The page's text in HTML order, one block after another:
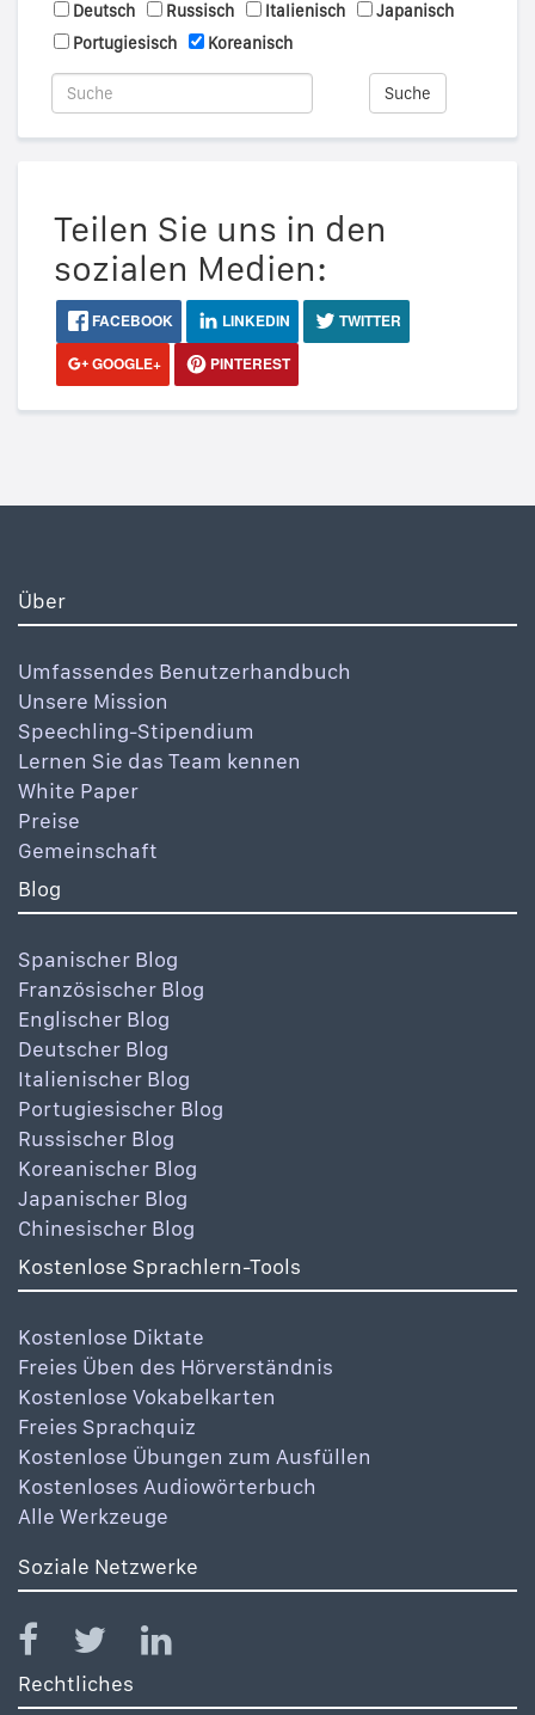
Deutsch
Russisch Italienisch
Japanisch
Portugiesisch
Koreanisch
Suche
Teilen Sie uns in den
sozialen Medien:
FACEBOOK LINKEDIN
TWITTER
GOOGLE+
PINTEREST
Über
Umfassendes Benutzerhandbuch
Unsere Mission
Speechling-Stipendium
Lernen Sie das Team kennen
White Paper
Preise
Gemeinschaft
Blog
Spanischer Blog
Französischer Blog
Englischer Blog
Deutscher Blog
Italienischer Blog
Portugiesischer Blog
Russischer Blog
Koreanischer Blog
Japanischer Blog
Chinesischer Blog
Kostenlose Sprachlern-Tools
Kostenlose Diktate
Freies Üben des Hörverständnis
Kostenlose Vokabelkarten
Freies Sprachquiz
Kostenlose Übungen zum Ausfüllen
Kostenloses Audiowörterbuch
Alle Werkzeuge
Soziale Netzwerke
Rechtliches